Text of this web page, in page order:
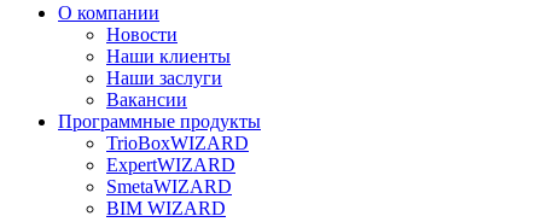
О компании
Новости
Наши клиенты
Наши заслуги
Вакансии
Программные продукты
TrioBoxWIZARD
ExpertWIZARD
SmetaWIZARD
BIM WIZARD